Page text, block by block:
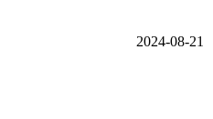
2024-08-21